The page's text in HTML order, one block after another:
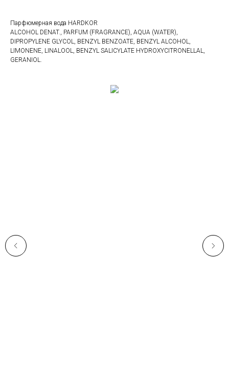
Парфюмерная вода HARDKOR
ALCOHOL DENAT., PARFUM (FRAGRANCE), AQUA (WATER),
DIPROPYLENE GLYCOL, BENZYL BENZOATE, BENZYL ALCOHOL,
LIMONENE, LINALOOL, BENZYL SALICYLATE HYDROXYCITRONELLAL,
GERANIOL.